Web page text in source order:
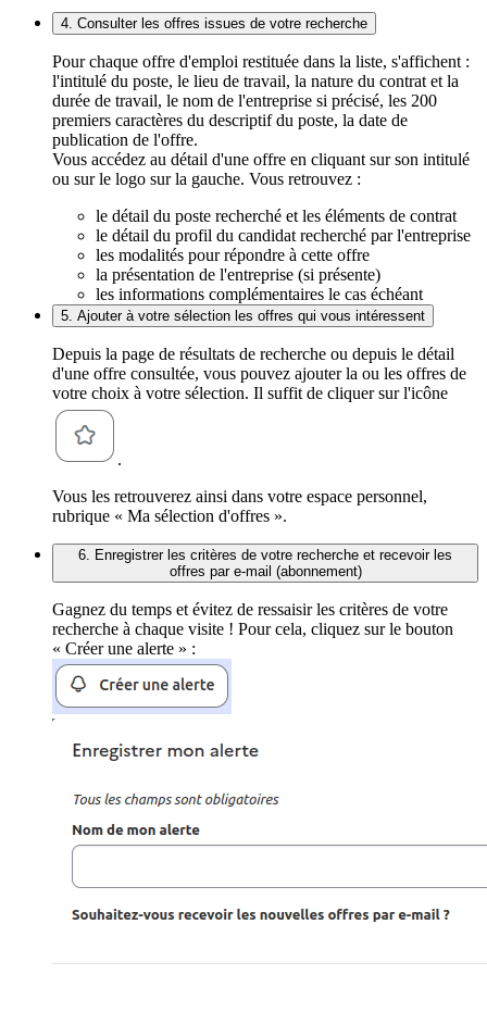
4. Consulter les offres issues de votre recherche
Pour chaque offre d'emploi restituée dans la liste, s'affichent :
l'intitulé du poste, le lieu de travail, la nature du contrat et la
durée de travail, le nom de l'entreprise si précisé, les 200
premiers caractères du descriptif du poste, la date de
publication de l'offre.
Vous accédez au détail d'une offre en cliquant sur son intitulé
ou sur le logo sur la gauche. Vous retrouvez :
le détail du poste recherché et les éléments de contrat
le détail du profil du candidat recherché par l'entreprise
les modalités pour répondre à cette offre
la présentation de l'entreprise (si présente)
les informations complémentaires le cas échéant
5. Ajouter à votre sélection les offres qui vous intéressent
Depuis la page de résultats de recherche ou depuis le détail
d'une offre consultée, vous pouvez ajouter la ou les offres de
votre choix à votre sélection. Il suffit de cliquer sur l'icône
.
Vous les retrouverez ainsi dans votre espace personnel,
rubrique « Ma sélection d'offres ».
6. Enregistrer les critères de votre recherche et recevoir les
offres par e-mail (abonnement)
Gagnez du temps et évitez de ressaisir les critères de votre
recherche à chaque visite ! Pour cela, cliquez sur le bouton
« Créer une alerte » :